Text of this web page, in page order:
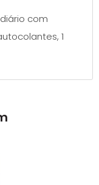
com
1